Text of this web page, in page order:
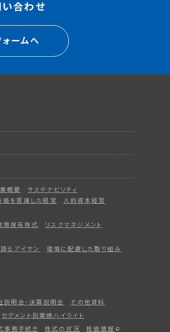
合わせ
ームへ
概要
サステナビリティ
価を意識した経営
人的資本経営
策保有株式
リスクマネジメント
るアイサン
環境に配慮した取り組み
説明会・決算説明会
その他資料
セグメント別業績ハイライト
事務手続き 株式の状況 株価情報